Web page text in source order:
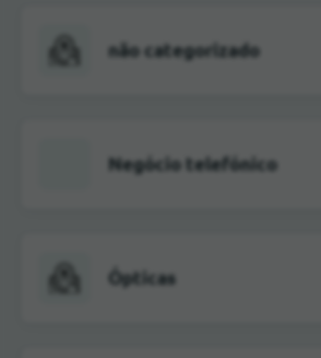
não categorizado
Negócio telefónico
Ópticas